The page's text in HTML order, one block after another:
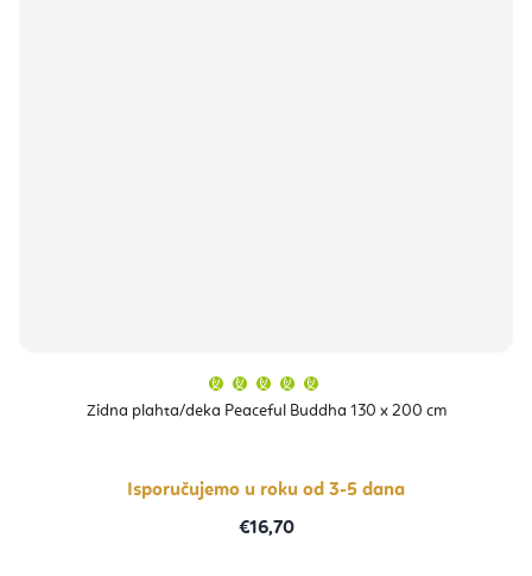
Zidna plahta/deka Peaceful Buddha 130 x 200 cm
proizvoda
je
zvjezdica.
Isporučujemo u roku od 3-5 dana
€16,70